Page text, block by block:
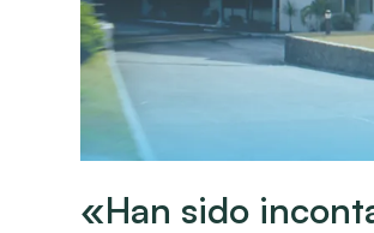
«Han sido